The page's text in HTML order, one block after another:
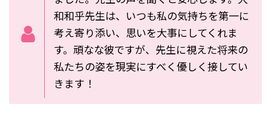
和和乎先生は、いつも私の気持ちを第一に
考え寄り添い、思いを大事にしてくれま
す。頑なな彼ですが、先生に視えた将来の
私たちの姿を現実にすべく優しく接してい
きます！